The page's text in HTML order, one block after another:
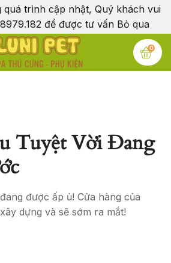
quá trình cập nhật, Quý khách vui
để được tư vấn Bỏ qua
0
Tuyệt Vời Đang
được ấp ủ! Cửa hàng của
dựng và sẽ sớm ra mắt!